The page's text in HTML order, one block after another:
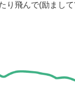
り飛んで(励まし